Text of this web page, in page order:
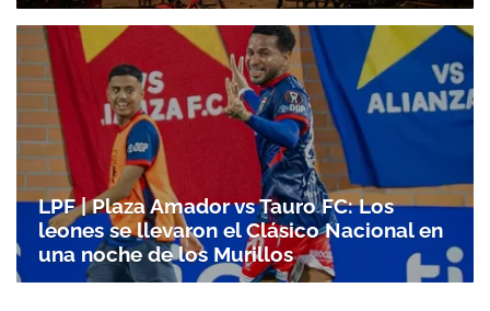
Gracias por suscribirte a nuestro boletín.
ACEPTAR
LPF | Plaza Amador vs Tauro FC: Los
leones se llevaron el Clásico Nacional en
una noche de los Murillos